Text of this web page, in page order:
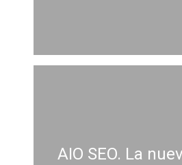
AIO SEO. La